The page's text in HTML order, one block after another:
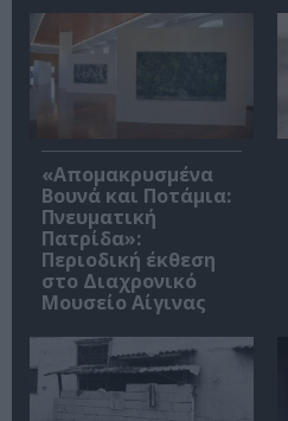
«Απομακρυσμένα
Βουνά και Ποτάμια:
Πνευματική
Πατρίδα»:
Περιοδική έκθεση
στο Διαχρονικό
Μουσείο Αίγινας